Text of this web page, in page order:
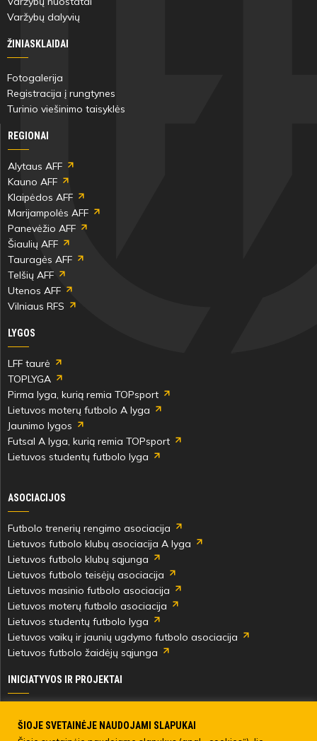
Varžybų dalyvių
ŽINIASKLAIDAI
Fotogalerija
Registracija į rungtynes
Turinio viešinimo taisyklės
REGIONAI
Alytaus AFF
Kauno AFF
Klaipėdos AFF
Marijampolės AFF
Panevėžio AFF
Šiaulių AFF
Tauragės AFF
Telšių AFF
Utenos AFF
Vilniaus RFS
LYGOS
LFF taurė
TOPLYGA
Pirma lyga, kurią remia TOPsport
Lietuvos moterų futbolo A lyga
Jaunimo lygos
Futsal A lyga, kurią remia TOPsport
Lietuvos studentų futbolo lyga
ASOCIACIJOS
Futbolo trenerių rengimo asociacija
Lietuvos futbolo klubų asociacija A lyga
Lietuvos futbolo klubų sąjunga
Lietuvos futbolo teisėjų asociacija
Lietuvos masinio futbolo asociacija
Lietuvos moterų futbolo asociacija
Lietuvos studentų futbolo lyga
Lietuvos vaikų ir jaunių ugdymo futbolo asociacija
Lietuvos futbolo žaidėjų sąjunga
INICIATYVOS IR PROJEKTAI
Paramos fondai
ŠIOJE SVETAINĖJE NAUDOJAMI SLAPUKAI